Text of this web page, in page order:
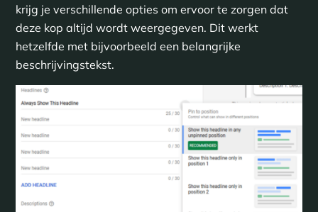
krijg je verschillende opties om ervoor te zorgen dat
deze kop altijd wordt weergegeven. Dit werkt
hetzelfde met bijvoorbeeld een belangrijke
beschrijvingstekst.